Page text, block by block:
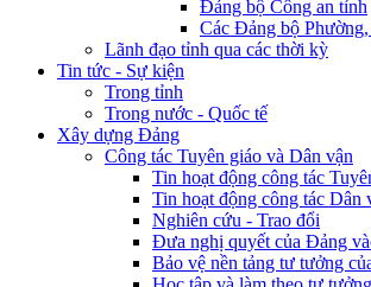
Đảng bộ Công an tỉnh
Các Đảng bộ
Lãnh đạo tỉnh qua các thời kỳ
Tin tức - Sự kiện
Trong tỉnh
Trong nước - Quốc tế
Xây dựng Đảng
Công tác Tuyên giáo và Dân vận
Tin hoạt động công tác
Tin hoạt động công tác Dân
Nghiên cứu - Trao đổi
Đưa nghị quyết của Đảng
Bảo vệ nền tảng tư tưởng